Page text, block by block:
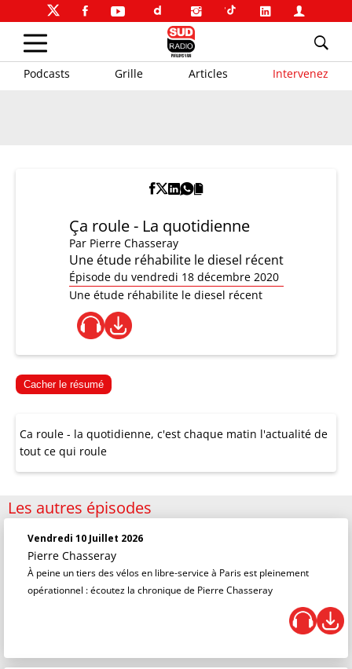
Podcasts Grille Articles Intervenez
Ça roule - La quotidienne
Par Pierre Chasseray
Une étude réhabilite le diesel récent
Épisode du vendredi 18 décembre 2020
Une étude réhabilite le diesel récent
Cacher le résumé
Ca roule - la quotidienne, c'est chaque matin l'actualité de
tout ce qui roule
Les autres épisodes
Vendredi 10 Juillet 2026
Pierre Chasseray
À peine un tiers des vélos en libre-service à Paris est pleinement
opérationnel : écoutez la chronique de Pierre Chasseray